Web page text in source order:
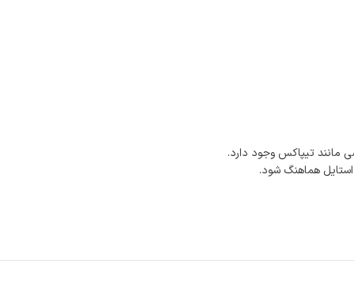
تیپاکس وجود دارد.
هماهنگ شود.